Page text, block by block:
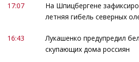
17:07
На Шпицбергене
летняя гибель северных
16:43
Лукашенко предупредил
скупающих дома россиян